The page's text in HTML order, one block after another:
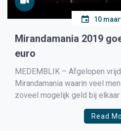
10
Mirandamania 2019
euro
MEDEMBLIK – Afgelopen
Mirandamania waarin veel
zoveel mogelijk geld bij
melanoomkanker. De
van de basissscholen en de
Read